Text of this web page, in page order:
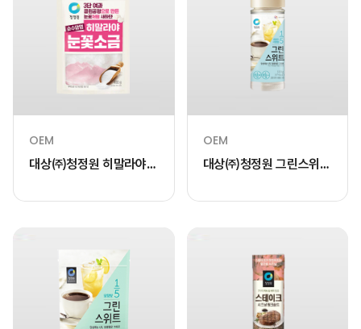
OEM
대상㈜청정원 히말라야
OEM
대상㈜청정원 그린스위트